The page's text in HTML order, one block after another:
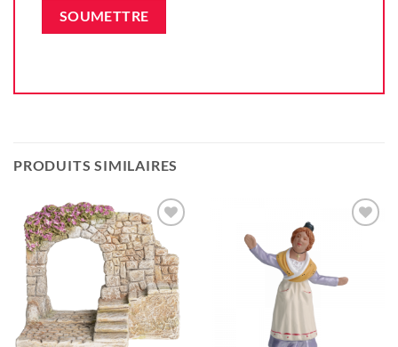
PRODUITS SIMILAIRES
Ajouter
à la liste
d'envie